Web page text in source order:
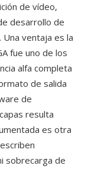
de vídeo,
desarrollo de
ventaja es la
fue uno de los
alfa completa
de salida
de
resulta
es otra
sobrecarga de